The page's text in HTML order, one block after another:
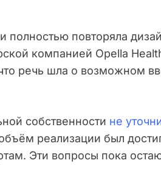
полностью повторяла
компанией Opella
речь шла о возможном
собственности не
реализации был
Эти вопросы пока